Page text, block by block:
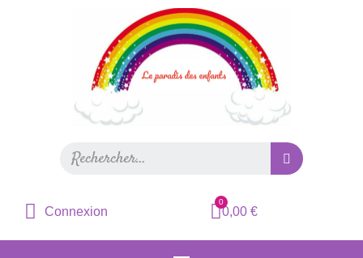
Connexion 0,00 €